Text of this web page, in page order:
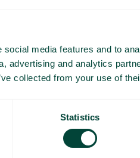
media features and to
advertising and analytics
collected from your use of
Statistics